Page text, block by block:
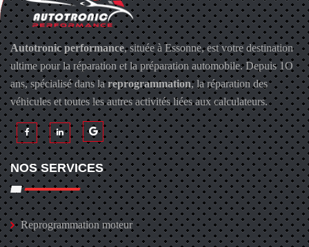
Autotronic performance, située à Essonne, est votre destination
ultime pour la réparation et la préparation automobile. Depuis 1O
ans, spécialisé dans lareprogrammation, la réparation des
véhicules et toutes les autres activités liées aux calculateurs.
NOS SERVICES
Reprogrammation moteur